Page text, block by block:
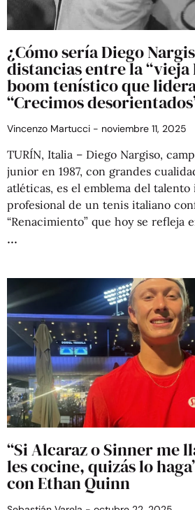
¿Cómo sería Diego
distancias entre la “vieja
boom tenístico que
“Crecimos
Vincenzo Martucci noviembre 11, 2025
TURÍN, Italia – Diego Nargiso,
junior en 1987, con grandes
atléticas, es el emblema del talento
profesional de un tenis italiano
“Renacimiento” que hoy se refleja
“Si Alcaraz o Sinner me
les cocine, quizás lo
con Ethan Quinn